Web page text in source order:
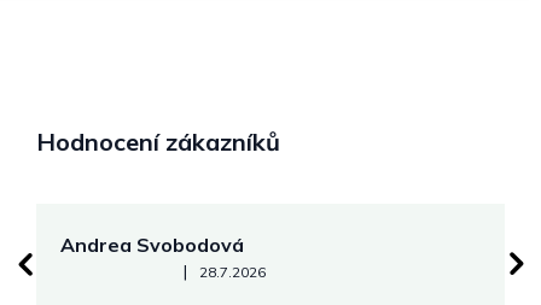
Hodnocení zákazníků
Andrea Svobodová
Hodnocení obchodu je 5 z 5 hvězdiček.
| 28.7.2026